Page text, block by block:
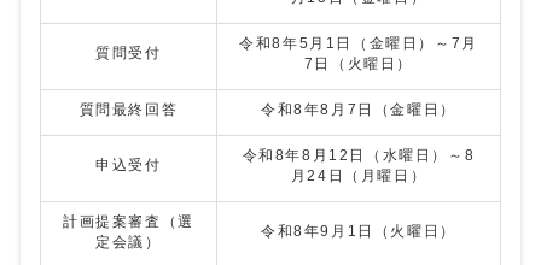
質問受付
令和8年5月1日（金曜日）～7月
7日（火曜日）
質問最終回答 令和8年8月7日（金曜日）
申込受付
令和8年8月12日（水曜日）～8
月24日（月曜日）
計画提案審査（選
定会議）
令和8年9月1日（火曜日）